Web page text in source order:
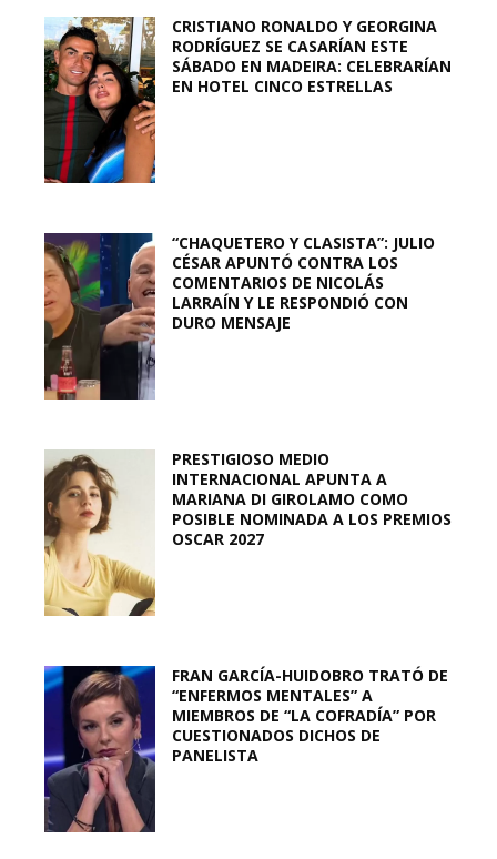
CRISTIANO RONALDO Y GEORGINA
RODRÍGUEZ SE CASARÍAN ESTE
SÁBADO EN MADEIRA: CELEBRARÍAN
EN HOTEL CINCO ESTRELLAS
“CHAQUETERO Y CLASISTA”: JULIO
CÉSAR APUNTÓ CONTRA LOS
COMENTARIOS DE NICOLÁS
LARRAÍN Y LE RESPONDIÓ CON
DURO MENSAJE
PRESTIGIOSO MEDIO
INTERNACIONAL APUNTA A
MARIANA DI GIROLAMO COMO
POSIBLE NOMINADA A LOS PREMIOS
OSCAR 2027
FRAN GARCÍA-HUIDOBRO TRATÓ DE
“ENFERMOS MENTALES” A
MIEMBROS DE “LA COFRADÍA” POR
CUESTIONADOS DICHOS DE
PANELISTA